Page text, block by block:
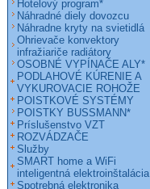
Hotelový program*
Náhradné diely dovozcu
Náhradne kryty na svietidlá
Ohrievače konvektory
infražiariče radiátory
OSOBNÉ VYPÍNAČE ALY*
PODLAHOVÉ KÚRENIE A
VYKUROVACIE ROHOŽE
POISTKOVÉ SYSTÉMY
POISTKY BUSSMANN*
Príslušenstvo VZT
ROZVÁDZAČE
Služby
SMART home a WiFi
inteligentná elektroinštalácia
Spotrebná elektronika